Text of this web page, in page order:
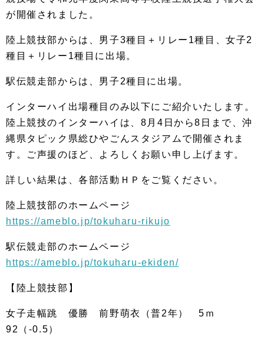
が開催されました。
陸上競技部からは、男子3種目＋リレー1種目、女子2
種目＋リレー1種目に出場。
駅伝競走部からは、男子2種目に出場。
インターハイ出場種目のみ以下にご紹介いたします。
陸上競技のインターハイは、8月4日から8日まで、沖
縄県タピック県総ひやごんスタジアムで開催されま
す。ご声援のほど、よろしくお願い申し上げます。
詳しい結果は、各部活動ＨＰをご覧ください。
陸上競技部のホームページ
https://ameblo.jp/tokuharu-rikujo
駅伝競走部のホームページ
https://ameblo.jp/tokuharu-ekiden/
【陸上競技部】
女子走幅跳 優勝 前野萌衣（普2年） 5ｍ
92（-0.5）